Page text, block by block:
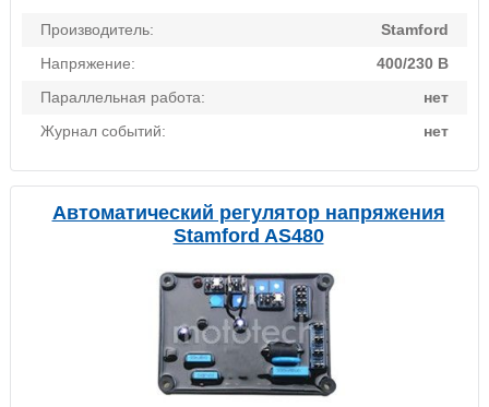
Производитель:
Stamford
Напряжение:
400/230 В
Параллельная работа:
нет
Журнал событий:
нет
Автоматический регулятор напряжения
Stamford AS480